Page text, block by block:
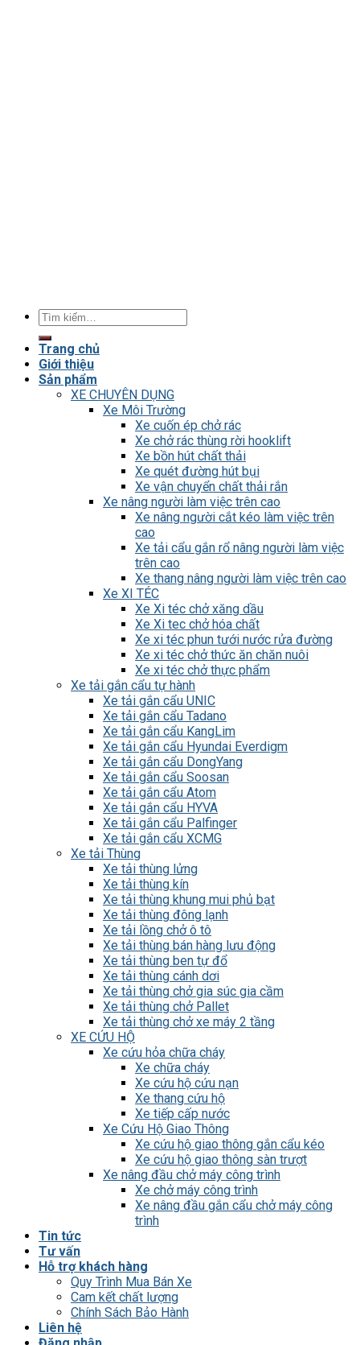
Tìm
Trang chủ
Giới thiệu
Sản phẩm
XE CHUYÊN DỤNG
Xe Môi Trường
Xe cuốn ép chở rác
Xe chở rác thùng rời hooklift
Xe bồn hút chất thải
Xe quét đường hút bụi
Xe vận chuyển chất thải rắn
Xe nâng người làm việc trên cao
Xe nâng người cắt kéo làm việc trên
cao
Xe tải cẩu gắn rổ nâng người làm việc
trên cao
Xe thang nâng người làm việc trên cao
Xe XI TÉC
Xe Xi téc chở xăng dầu
Xe Xi tec chở hóa chất
Xe xi téc phun tưới nước rửa đường
Xe xi téc chở thức ăn chăn nuôi
Xe xi téc chở thực phẩm
Xe tải gắn cẩu tự hành
Xe tải gắn cẩu UNIC
Xe tải gắn cẩu Tadano
Xe tải gắn cẩu KangLim
Xe tải gắn cẩu Hyundai Everdigm
Xe tải gắn cẩu DongYang
Xe tải gắn cẩu Soosan
Xe tải gắn cẩu Atom
Xe tải gắn cẩu HYVA
Xe tải gắn cẩu Palfinger
Xe tải gắn cẩu XCMG
Xe tải Thùng
Xe tải thùng lửng
Xe tải thùng kín
Xe tải thùng khung mui phủ bạt
Xe tải thùng đông lạnh
Xe tải lồng chở ô tô
Xe tải thùng bán hàng lưu động
Xe tải thùng ben tự đổ
Xe tải thùng cánh dơi
Xe tải thùng chở gia súc gia cầm
Xe tải thùng chở Pallet
Xe tải thùng chở xe máy 2 tầng
XE CỨU HỘ
Xe cứu hỏa chữa cháy
Xe chữa cháy
Xe cứu hộ cứu nạn
Xe thang cứu hộ
Xe tiếp cấp nước
Xe Cứu Hộ Giao Thông
Xe cứu hộ giao thông gắn cẩu kéo
Xe cứu hộ giao thông sàn trượt
Xe nâng đầu chở máy công trình
Xe chở máy công trình
Xe nâng đầu gắn cẩu chở máy công
trình
Tin tức
Tư vấn
Hỗ trợ khách hàng
Quy Trình Mua Bán Xe
Cam kết chất lượng
Chính Sách Bảo Hành
Liên hệ